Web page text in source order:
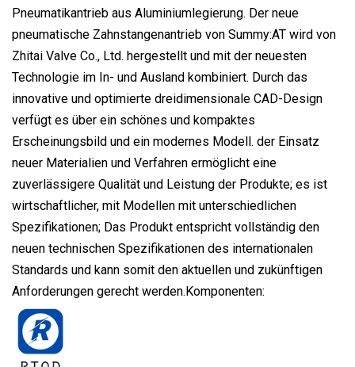
Pneumatikantrieb aus Aluminiumlegierung. Der neue
pneumatische Zahnstangenantrieb von Summy:AT wird von
Zhitai Valve Co., Ltd. hergestellt und mit der neuesten
Technologie im In- und Ausland kombiniert. Durch das
innovative und optimierte dreidimensionale CAD-Design
verfügt es über ein schönes und kompaktes
Erscheinungsbild und ein modernes Modell. der Einsatz
neuer Materialien und Verfahren ermöglicht eine
zuverlässigere Qualität und Leistung der Produkte; es ist
wirtschaftlicher, mit Modellen mit unterschiedlichen
Spezifikationen; Das Produkt entspricht vollständig den
neuen technischen Spezifikationen des internationalen
Standards und kann somit den aktuellen und zukünftigen
Anforderungen gerecht werden.Komponenten: